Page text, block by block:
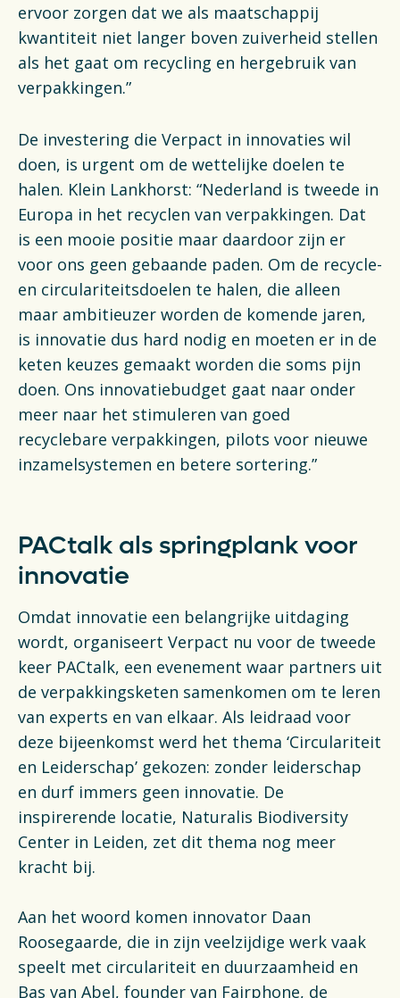
ervoor zorgen dat we als maatschappij
kwantiteit niet langer boven zuiverheid stellen
als het gaat om recycling en hergebruik van
verpakkingen.”
De investering die Verpact in innovaties wil
doen, is urgent om de wettelijke doelen te
halen. Klein Lankhorst: “Nederland is tweede in
Europa in het recyclen van verpakkingen. Dat
is een mooie positie maar daardoor zijn er
voor ons geen gebaande paden. Om de recycle-
en circulariteitsdoelen te halen, die alleen
maar ambitieuzer worden de komende jaren,
is innovatie dus hard nodig en moeten er in de
keten keuzes gemaakt worden die soms pijn
doen. Ons innovatiebudget gaat naar onder
meer naar het stimuleren van goed
recyclebare verpakkingen, pilots voor nieuwe
inzamelsystemen en betere sortering.”
PACtalk als springplank voor
innovatie
Omdat innovatie een belangrijke uitdaging
wordt, organiseert Verpact nu voor de tweede
keer PACtalk, een evenement waar partners uit
de verpakkingsketen samenkomen om te leren
van experts en van elkaar. Als leidraad voor
deze bijeenkomst werd het thema ‘Circulariteit
en Leiderschap’ gekozen: zonder leiderschap
en durf immers geen innovatie. De
inspirerende locatie, Naturalis Biodiversity
Center in Leiden, zet dit thema nog meer
kracht bij.
Aan het woord komen innovator Daan
Roosegaarde, die in zijn veelzijdige werk vaak
speelt met circulariteit en duurzaamheid en
Bas van Abel, founder van Fairphone, de